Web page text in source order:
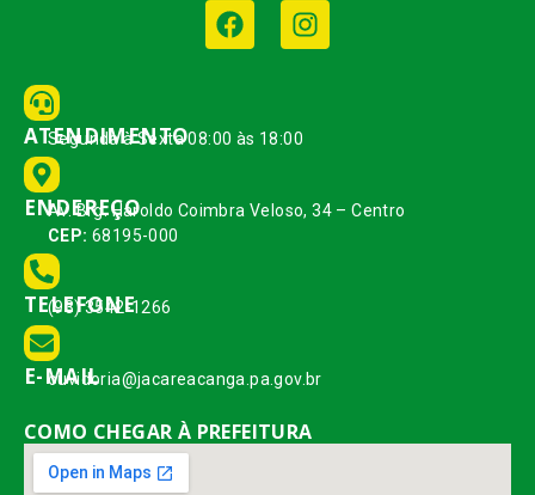
ATENDIMENTO
Segunda à Sexta 08:00 às 18:00
ENDEREÇO
Av. Brg. Haroldo Coimbra Veloso, 34 – Centro
CEP: 68195-000
TELEFONE
(93) 3542-1266
E-MAIL
ouvidoria@jacareacanga.pa.gov.br
COMO CHEGAR À PREFEITURA